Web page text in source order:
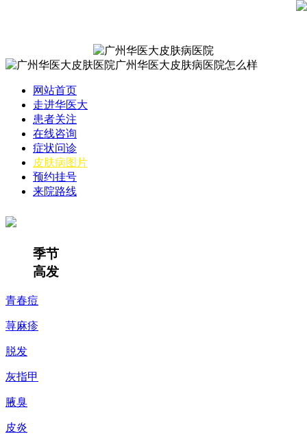
网站首页
走进华医大
患者关注
在线咨询
症状问诊
皮肤病图片
预约挂号
来院路线
季节
高发
青春痘
荨麻疹
脱发
灰指甲
腋臭
皮炎